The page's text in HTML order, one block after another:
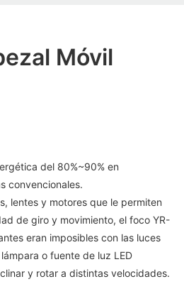
Móvil
del 80%~90% en
convencionales.
lentes y motores que le permiten
de giro y movimiento, el foco YR-
eran imposibles con las luces
o fuente de luz LED
y rotar a distintas velocidades.